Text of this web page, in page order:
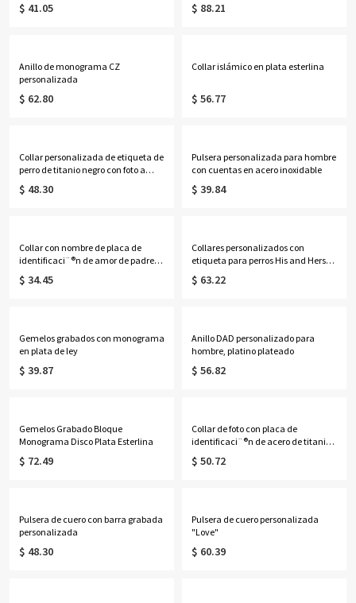
$ 41.05 $ 88.21
Anillo de monograma CZ
personalizada
$ 62.80
Collar islámico en plata esterlina
$ 56.77
Collar personalizada de etiqueta de
perro de titanio negro con foto a
doble cara
$ 48.30
Pulsera personalizada para hombre
con cuentas en acero inoxidable
$ 39.84
Collar con nombre de placa de
identificaci¨®n de amor de padre
de acero de titani
$ 34.45
Collares personalizados con
etiqueta para perros His and Hers
Cute Titanium Steel
$ 63.22
Gemelos grabados con monograma
en plata de ley
$ 39.87
Anillo DAD personalizado para
hombre, platino plateado
$ 56.82
Gemelos Grabado Bloque
Monograma Disco Plata Esterlina
$ 72.49
Collar de foto con placa de
identificaci¨®n de acero de titanio
grabad
$ 50.72
Pulsera de cuero con barra grabada
personalizada
$ 48.30
Pulsera de cuero personalizada
"Love"
$ 60.39